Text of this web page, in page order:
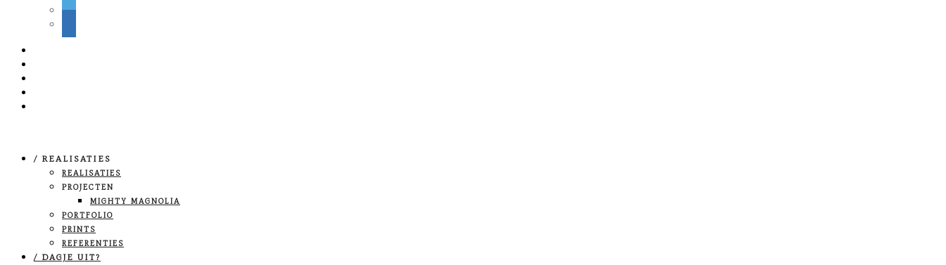
/ REALISATIES
REALISATIES
PROJECTEN
MIGHTY MAGNOLIA
PORTFOLIO
PRINTS
REFERENTIES
/ DAGJE UIT?